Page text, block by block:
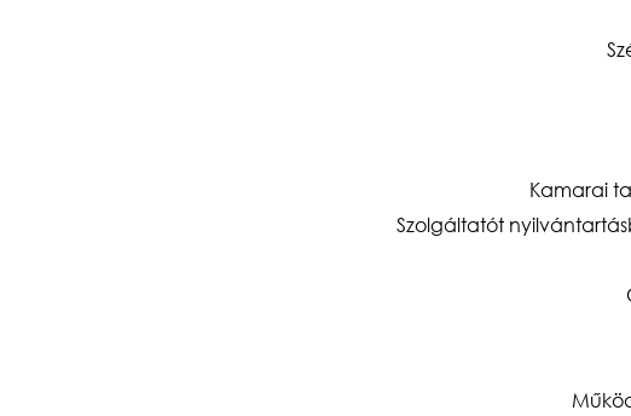
Kamarai
Szolgáltatót